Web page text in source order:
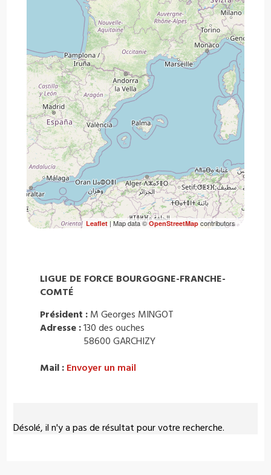
Désolé, il n'y a pas de résultat pour votre recherche.
Leaflet| Map data ©OpenStreetMapcontributors
LIGUE DE FORCE BOURGOGNE-FRANCHE-
COMTÉ
Président : M Georges MINGOT
Adresse :130 des ouches
58600 GARCHIZY
Mail : Envoyer un mail